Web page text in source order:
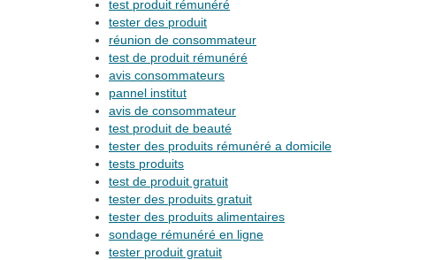
test produit rémunéré
tester des produit
réunion de consommateur
test de produit rémunéré
avis consommateurs
pannel institut
avis de consommateur
test produit de beauté
tester des produits rémunéré a domicile
tests produits
test de produit gratuit
tester des produits gratuit
tester des produits alimentaires
sondage rémunéré en ligne
tester produit gratuit